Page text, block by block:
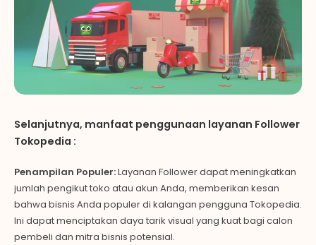
Selanjutnya, manfaat penggunaan layanan Follower
Tokopedia :
Penampilan Populer:Layanan Follower dapat meningkatkan
jumlah pengikut toko atau akun Anda, memberikan kesan
bahwa bisnis Anda populer di kalangan pengguna Tokopedia.
Ini dapat menciptakan daya tarik visual yang kuat bagi calon
pembeli dan mitra bisnis potensial.